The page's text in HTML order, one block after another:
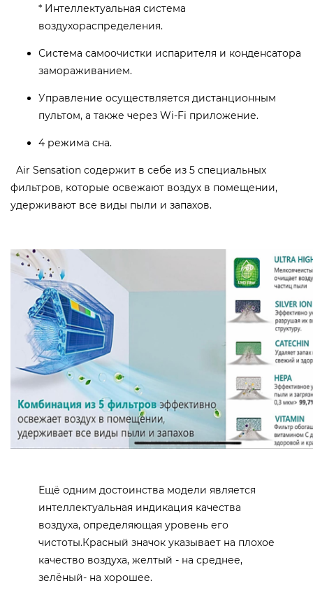
* Интеллектуальная система
воздухораспределения.
Система самоочистки испарителя и конденсатора
замораживанием.
Управление осуществляется дистанционным
пультом, а также через Wi-Fi приложение.
4 режима сна.
Air Sensation содержит в себе из 5 специальных
фильтров, которые освежают воздух в помещении,
удерживают все виды пыли и запахов.
Ещё одним достоинства модели является
интеллектуальная индикация качества
воздуха, определяющая уровень его
чистоты.Красный значок указывает на плохое
качество воздуха, желтый - на среднее,
зелёный- на хорошее.